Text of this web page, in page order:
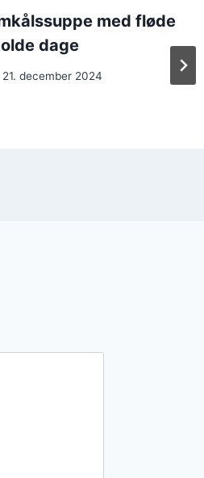
med fløde
dage
21. december 2024